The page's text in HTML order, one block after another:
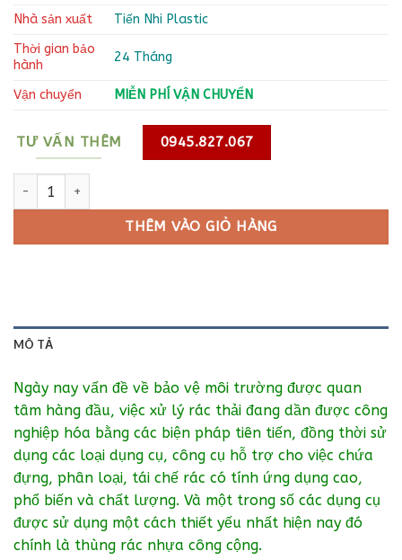
Nhà sản xuất
Tiến Nhi Plastic
Thời gian bảo
hành
24 Tháng
Vận chuyển MIỄN PHÍ VẬN CHUYỂN
TƯ VẤN THÊM 0945.827.067
thùng rác công viên số lượng
THÊM VÀO GIỎ HÀNG
MÔ TẢ
Ngày nay vấn đề về bảo vệ môi trường được quan
tâm hàng đầu, việc xử lý rác thải đang dần được công
nghiệp hóa bằng các biện pháp tiên tiến, đồng thời sử
dụng các loại dụng cụ, công cụ hỗ trợ cho việc chứa
đựng, phân loại, tái chế rác có tính ứng dụng cao,
phổ biến và chất lượng. Và một trong số các dụng cụ
được sử dụng một cách thiết yếu nhất hiện nay đó
chính là thùng rác nhựa công cộng.